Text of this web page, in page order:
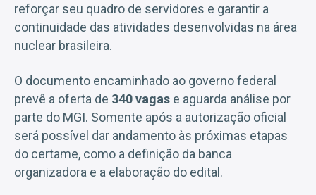
reforçar seu quadro de servidores e garantir a
continuidade das atividades desenvolvidas na área
nuclear brasileira.
O documento encaminhado ao governo federal
prevê a oferta de 340 vagas e aguarda análise por
parte do MGI. Somente após a autorização oficial
será possível dar andamento às próximas etapas
do certame, como a definição da banca
organizadora e a elaboração do edital.